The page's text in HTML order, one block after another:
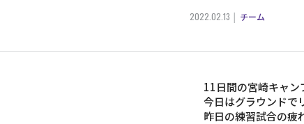
2022.02.13 チーム
11日間の宮崎キャン
今日はグラウンドで
昨日の練習試合の疲